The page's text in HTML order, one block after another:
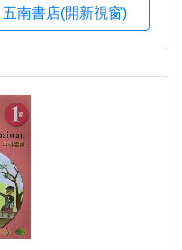
五南書店(開新視窗)